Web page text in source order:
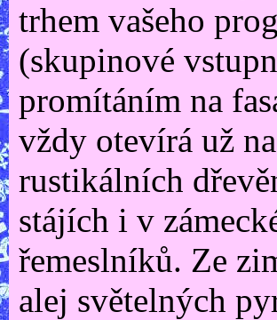
trhem vašeho
(skupinové
promítáním na
vždy otevírá už
rustikálních
stájích i v
řemeslníků. Ze
alej světelných